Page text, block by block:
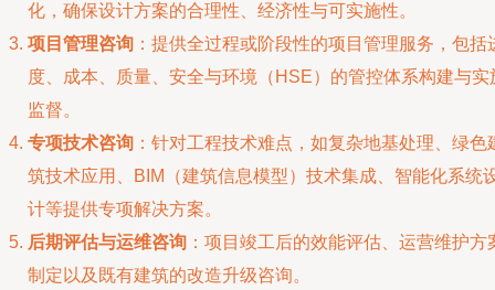
化，确保设计方案的合理性、经济性与可实施性。
项目管理咨询 ：提供全过程或阶段性的项目管理服务，包括
度、成本、质量、安全与环境（HSE）的管控体系构建与实
监督。
专项技术咨询 ：针对工程技术难点，如复杂地基处理、绿色
筑技术应用、BIM（建筑信息模型）技术集成、智能化系统
计等提供专项解决方案。
后期评估与运维咨询 ：项目竣工后的效能评估、运营维护方
制定以及既有建筑的改造升级咨询。